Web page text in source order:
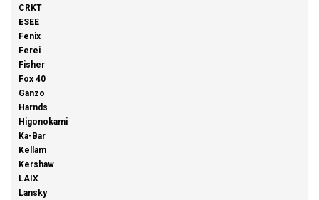
CRKT
ESEE
Fenix
Ferei
Fisher
Fox 40
Ganzo
Harnds
Higonokami
Ka-Bar
Kellam
Kershaw
LAIX
Lansky